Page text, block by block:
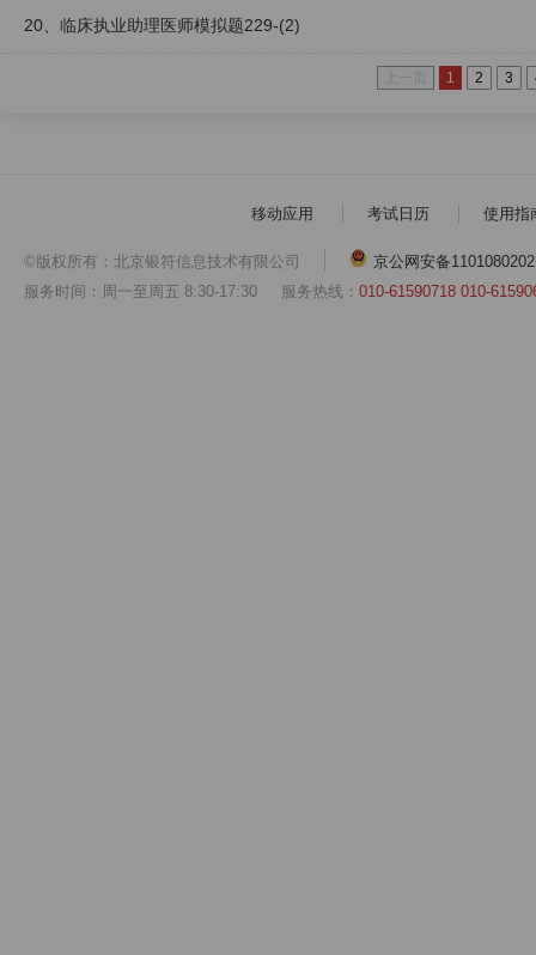
20、临床执业助理医师模拟题229-(2)
1 2 3
移动应用 考试日历 使用指
©版权所有：北京银符信息技术有限公司
京公网安备
服务时间：周一至周五 8:30-17:30 服务热线： 010-61590718 010-